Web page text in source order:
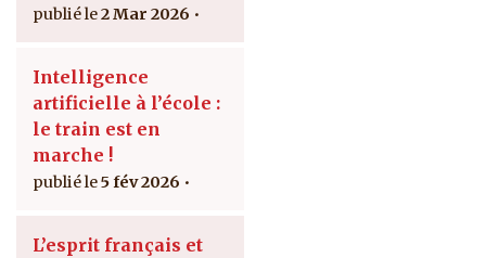
2 Mar 2026
Intelligence
artificielle à l’école :
le train est en
marche !
5 fév 2026
L’esprit français et